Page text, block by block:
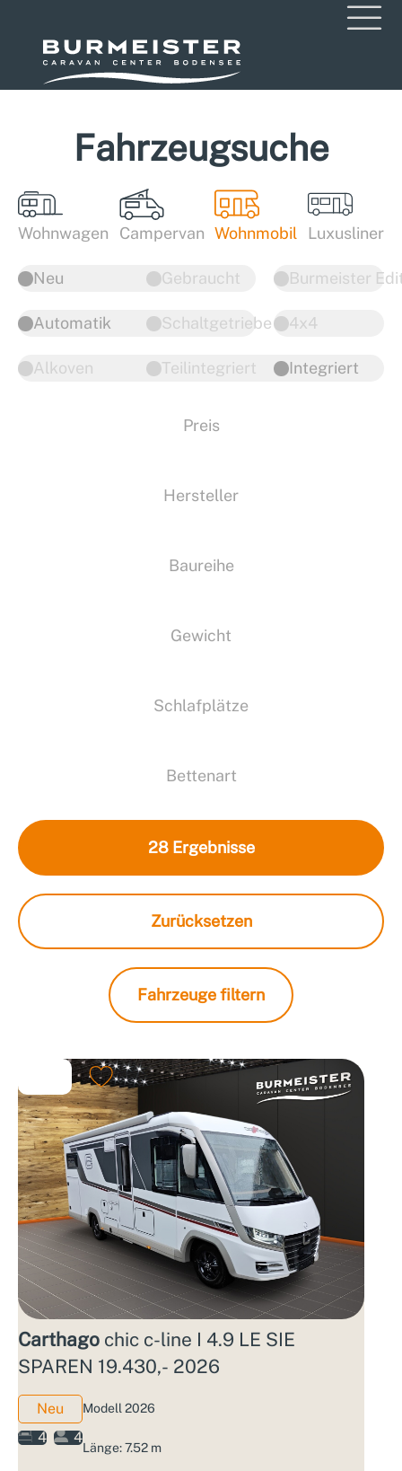
Fahrzeugsuche
Wohnwagen Campervan Wohnmobil Luxusliner
Neu Gebraucht
4x4
Automatik Schaltgetriebe
Burmeister
Alkoven Teilintegriert Integriert
Preis
Hersteller
Baureihe
Gewicht
Schlafplätze
Bettenart
28 Ergebnisse
Zurücksetzen
Fahrzeuge filtern
Carthago chic c-line I 4.9 LE SIE
SPAREN 19.430,- 2026
Neu
4
4
Modell 2026
Länge: 7.52 m